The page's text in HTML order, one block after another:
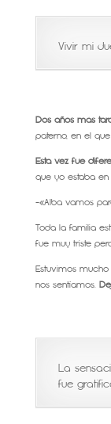
Vivir mi
Dos años más
paterno, en el
Esta vez fue
que yo estaba
-«Alba vamos
Toda la familia
fue muy triste
Estuvimos
nos sentíamos.
La
fue